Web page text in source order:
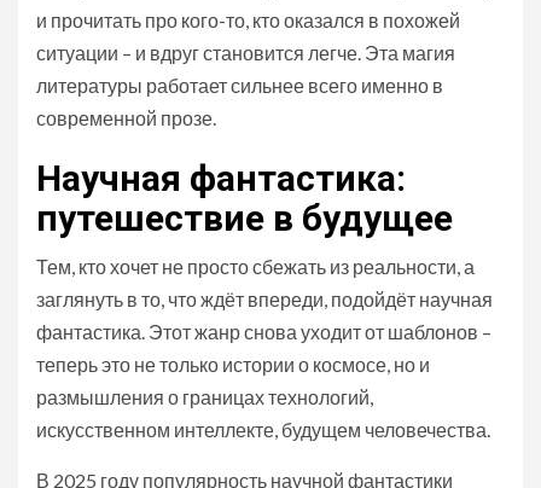
и прочитать про кого-то, кто оказался в похожей
ситуации – и вдруг становится легче. Эта магия
литературы работает сильнее всего именно в
современной прозе.
Научная фантастика:
путешествие в будущее
Тем, кто хочет не просто сбежать из реальности, а
заглянуть в то, что ждёт впереди, подойдёт научная
фантастика. Этот жанр снова уходит от шаблонов –
теперь это не только истории о космосе, но и
размышления о границах технологий,
искусственном интеллекте, будущем человечества.
В 2025 году популярность научной фантастики